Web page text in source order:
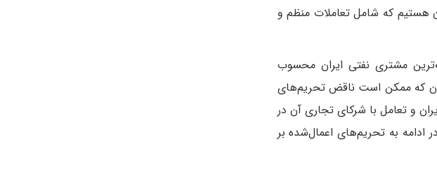
هستیم که شامل تعاملات منظم و
مشتری نفتی ایران محسوب
که ممکن است ناقض تحریم‌های
و تعامل با شرکای تجاری آن در
ادامه به تحریم‌های اعمال‌شده بر